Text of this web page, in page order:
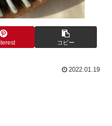
コピー
2022.01.19